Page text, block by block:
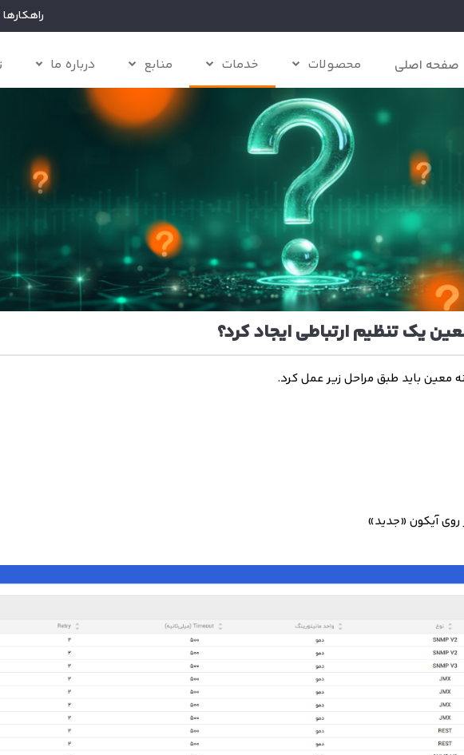
راهکارها
صفحه اصلی محصولات خدمات منابع درباره ما
یک تنظیم ارتباطی ایجاد کرد؟
معین باید طبق مراحل زیر عمل کرد.
آیکون «جدید»